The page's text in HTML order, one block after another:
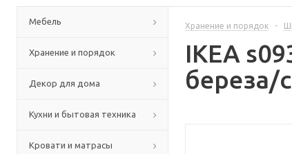
Мебель
Хранение и порядок
Декор для дома
Кухни и бытовая техника
Кровати и матрасы
Хранение и порядок -
IKEA
береза/